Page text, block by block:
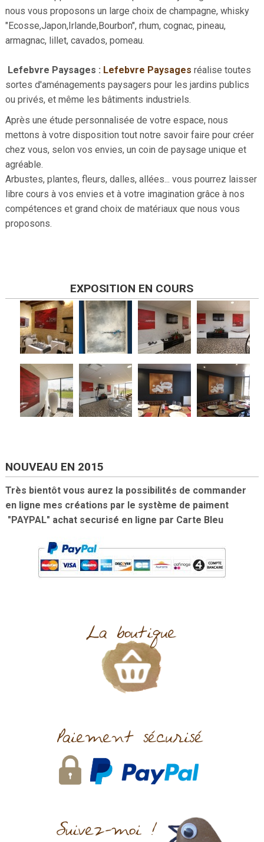
nous vous proposons un large choix de champagne, whisky
"Ecosse,Japon,Irlande,Bourbon", rhum, cognac, pineau,
armagnac, lillet, cavados, pomeau.
Lefebvre Paysages : Lefebvre Paysages réalise toutes
sortes d'aménagements paysagers pour les jardins publics
ou privés, et même les bâtiments industriels.
Après une étude personnalisée de votre espace, nous
mettons à votre disposition tout notre savoir faire pour créer
chez vous, selon vos envies, un coin de paysage unique et
agréable.
Arbustes, plantes, fleurs, dalles, allées... vous pourrez laisser
libre cours à vos envies et à votre imagination grâce à nos
compétences et grand choix de matériaux que nous vous
proposons.
EXPOSITION EN COURS
NOUVEAU EN 2015
Très bientôt vous aurez la possibilités de commander
en ligne mes créations par le système de paiment
"PAYPAL" achat securisé en ligne par Carte Bleu